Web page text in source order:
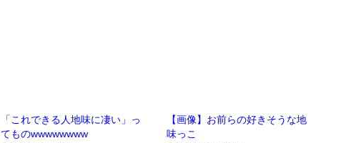
「これできる人地味に凄い」っ
てものwwwwwwww
【画像】お前らの好きそうな地
味っこ